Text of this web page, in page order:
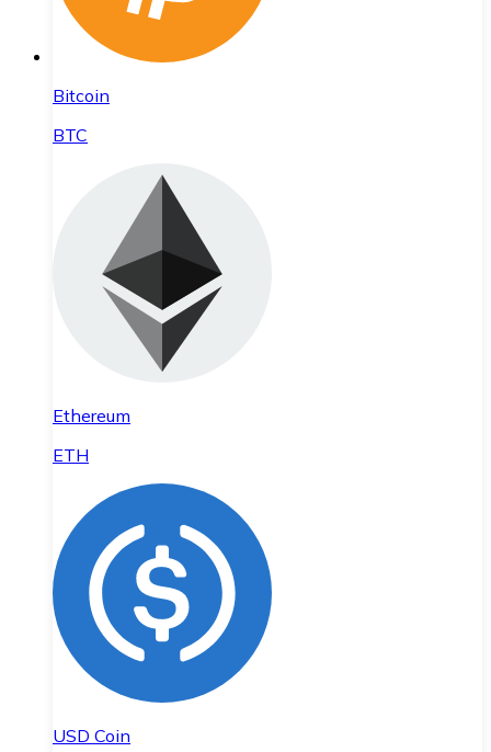
Bitcoin
BTC
Ethereum
ETH
USD Coin